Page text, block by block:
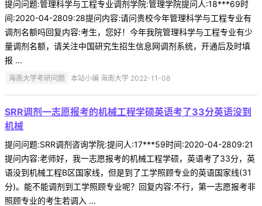
提问问题:管理科学与工程专业调剂学院:管理学院提问人:18***69时
间:2020-04-2809:28提问内容:请问贵校今年管理科学与工程专业有
调剂名额吗回复内容:考生，您好！今年我院管理科学与工程专业有少
量调剂名额，请关注中国研究生招生信息网调剂系统，开通后及时填
报 ...
海南大学考研问题 本站小编 海南大学 2022-11-08
SRR调剂一志愿报考的机械工程学硕英语考了33分英语没到
机械
提问问题:SRR调剂咨询学院:提问人:17***59时间:2020-04-2809:21
提问内容:老师好，我一志愿报考的机械工程学硕，英语考了33分，英
语没到机械工程B区国家线，但是到了工学照顾专业的英语国家线(31
分)。能不能调剂到工学照顾专业呢？回复内容:不行，第一志愿报考非
照顾专业的考生若调入 ...